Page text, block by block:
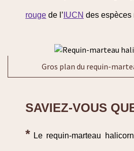
rouge de l’ IUCN des espèces
Gros plan du requin-
SAVIEZ-VOUS
* Le requin-marteau